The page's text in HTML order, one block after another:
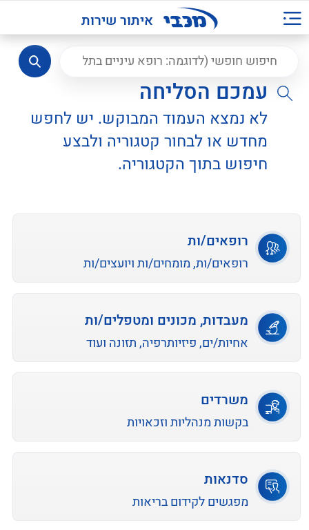
איתור שירות
עמכם הסליחה
לא נמצא העמוד המבוקש. יש לחפש
מחדש או לבחור קטגוריה ולבצע
חיפוש בתוך הקטגוריה.
רופאים/ות
רופאים/ות, מומחים/ות ויועצים/ות
מעבדות, מכונים ומטפלים/ות
אחיות/ים, פיזיותרפיה, תזונה ועוד
משרדים
בקשות מנהליות וזכאויות
סדנאות
מפגשים לקידום בריאות